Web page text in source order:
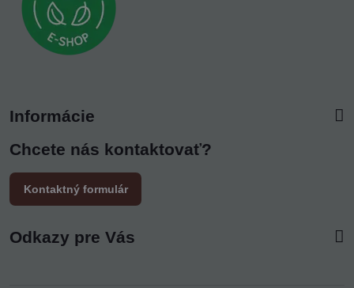
Informácie
Chcete nás kontaktovať?
Kontaktný formulár
Odkazy pre Vás